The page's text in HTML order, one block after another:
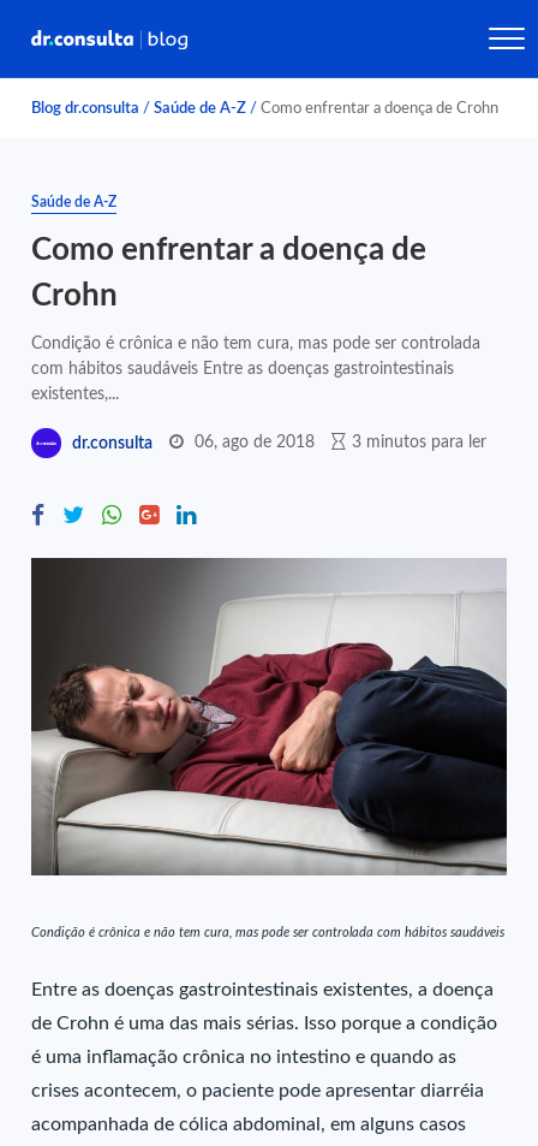
Blog dr.consulta / Saúde de A-Z / Como enfrentar a doença de Crohn
Saúde de A-Z
Como enfrentar a doença de
Crohn
Condição é crônica e não tem cura, mas pode ser controlada
com hábitos saudáveis Entre as doenças gastrointestinais
existentes,...
dr.consulta 06, ago de 2018 3 minutos para ler
Condição é crônica e não tem cura, mas pode ser controlada com hábitos saudáveis
Entre as doenças gastrointestinais existentes, a doença
de Crohn é uma das mais sérias. Isso porque a condição
é uma inflamação crônica no intestino e quando as
crises acontecem, o paciente pode apresentar diarréia
acompanhada de cólica abdominal, em alguns casos